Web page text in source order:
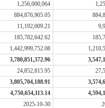
1,256,000,064
884,876,905.05
11,192,009.21
185,782,642.62
1,442,999,752.08
3,780,851,372.96
24,852,815.95
3,805,704,188.91
4,750,654,113.14
2025-10-30